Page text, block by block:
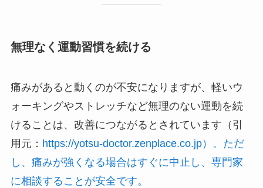
無理なく運動習慣を続ける
痛みがあると動くのが不安になりますが、軽いウ
ォーキングやストレッチなど無理のない運動を続
けることは、改善につながるとされています（引
用元： https://yotsu-doctor.zenplace.co.jp）。ただ
し、痛みが強くなる場合はすぐに中止し、専門家
に相談することが安全です。